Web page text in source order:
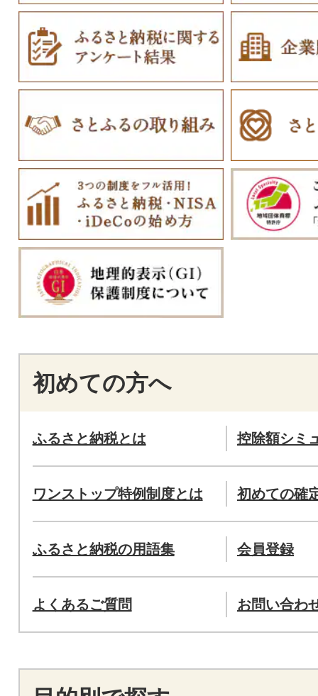
初めての方へ
ふるさと納税とは 控除額シミ
ワンストップ特例制度とは 初めての確
ふるさと納税の用語集 会員登録
よくあるご質問 お問い合わ